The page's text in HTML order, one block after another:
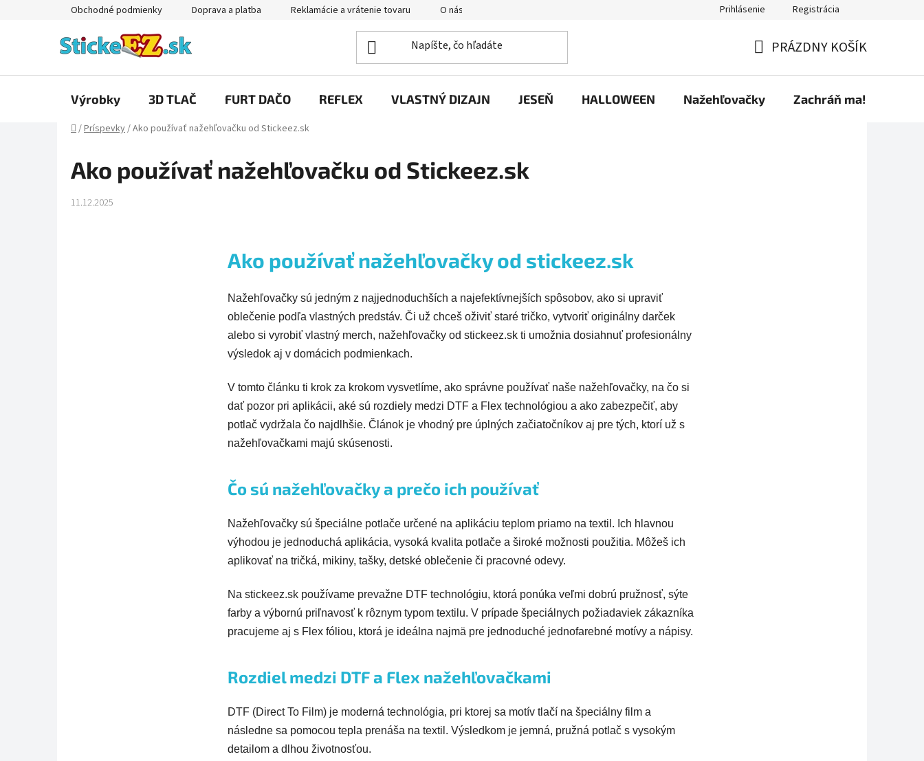
Obchodné podmienky Doprava a platba Reklamácie a vrátenie tovaru O nás Predávané značky Ako nakupovať
Prihlásenie Registrácia
KOŠÍK
PRÁZDNY KOŠÍK
Výrobky 3D TLAČ FURT DAČO REFLEX VLASTNÝ DIZAJN JESEŇ HALLOWEEN Nažehľovačky Zachráň ma!
Domov
/Príspevky/Ako používať nažehľovačku od Stickeez.sk
Ako používať nažehľovačku od Stickeez.sk
11.12.2025
Ako používať nažehľovačky od stickeez.sk
Nažehľovačky sú jedným z najjednoduchších a najefektívnejších spôsobov, ako si upraviť
oblečenie podľa vlastných predstáv. Či už chceš oživiť staré tričko, vytvoriť originálny darček
alebo si vyrobiť vlastný merch, nažehľovačky od stickeez.sk ti umožnia dosiahnuť profesionálny
výsledok aj v domácich podmienkach.
V tomto článku ti krok za krokom vysvetlíme, ako správne používať naše nažehľovačky, na čo si
dať pozor pri aplikácii, aké sú rozdiely medzi DTF a Flex technológiou a ako zabezpečiť, aby
potlač vydržala čo najdlhšie. Článok je vhodný pre úplných začiatočníkov aj pre tých, ktorí už s
nažehľovačkami majú skúsenosti.
Čo sú nažehľovačky a prečo ich používať
Nažehľovačky sú špeciálne potlače určené na aplikáciu teplom priamo na textil. Ich hlavnou
výhodou je jednoduchá aplikácia, vysoká kvalita potlače a široké možnosti použitia. Môžeš ich
aplikovať na tričká, mikiny, tašky, detské oblečenie či pracovné odevy.
Na stickeez.sk používame prevažne DTF technológiu, ktorá ponúka veľmi dobrú pružnosť, sýte
farby a výbornú priľnavosť k rôznym typom textilu. V prípade špeciálnych požiadaviek zákazníka
pracujeme aj s Flex fóliou, ktorá je ideálna najmä pre jednoduché jednofarebné motívy a nápisy.
Rozdiel medzi DTF a Flex nažehľovačkami
DTF (Direct To Film) je moderná technológia, pri ktorej sa motív tlačí na špeciálny film a
následne sa pomocou tepla prenáša na textil. Výsledkom je jemná, pružná potlač s vysokým
detailom a dlhou životnosťou.